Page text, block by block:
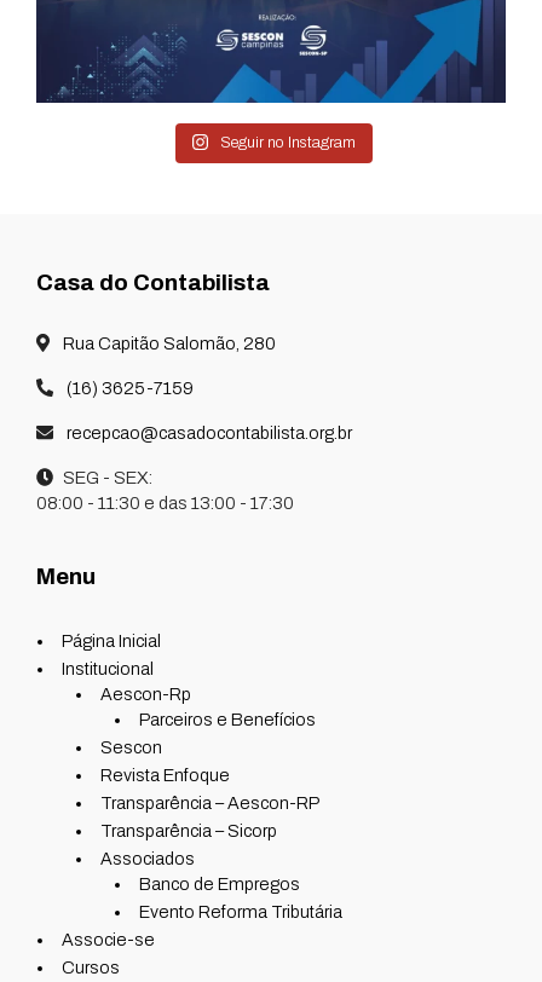
Seguir no Instagram
Casa do Contabilista
Rua Capitão Salomão, 280
(16) 3625-7159
recepcao@casadocontabilista.org.br
SEG - SEX:
08:00 - 11:30 e das 13:00 - 17:30
Menu
Página Inicial
Institucional
Aescon-Rp
Parceiros e Benefícios
Sescon
Revista Enfoque
Transparência – Aescon-RP
Transparência – Sicorp
Associados
Banco de Empregos
Evento Reforma Tributária
Associe-se
Cursos